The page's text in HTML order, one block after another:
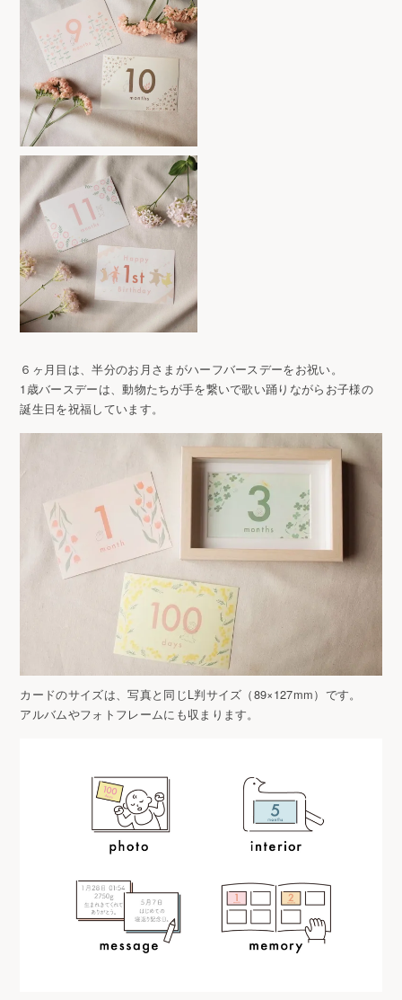
６ヶ月目は、半分のお月さまがハーフバースデーをお祝い。
1歳バースデーは、動物たちが手を繋いで歌い踊りながらお子様の
誕生日を祝福しています。
カードのサイズは、写真と同じL判サイズ（89×127mm）です。
アルバムやフォトフレームにも収まります。